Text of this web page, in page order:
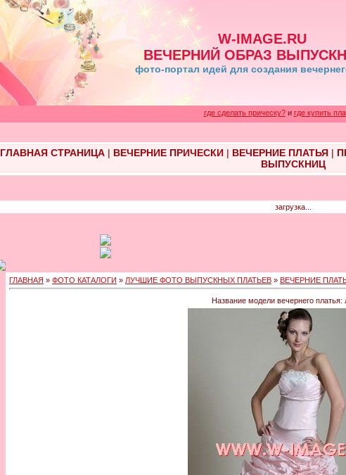
W-IMAGE.RU
ВЕЧЕРНИЙ ОБРАЗ
фото-портал идей для создания
где сделать прическу?и где купить
ГЛАВНАЯ СТРАНИЦА| ВЕЧЕРНИЕ ПРИЧЕСКИ| ВЕЧЕРНИЕ ПЛАТЬЯ|
ВЫПУСКНИЦ
загрузка...
ГЛАВНАЯ » ФОТО КАТАЛОГИ » ЛУЧШИЕ ФОТО ВЫПУСКНЫХ ПЛАТЬЕВ » ВЕЧЕРНИЕ
Название модели вечернего платья: